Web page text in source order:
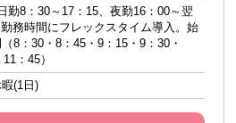
勤8：30～17：15、夜勤16：00～翌
務時間にフレックスタイム導入。始
8：30・8：45・9：15・9：30・
：45）
(1日)